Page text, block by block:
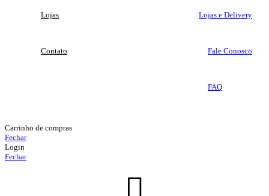
Lojas Lojas e Delivery
Contato Fale Conosco
FAQ
Carrinho de compras
Fechar
Login
Fechar